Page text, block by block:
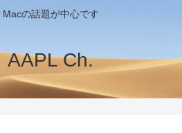
Macの話題が中心です
AAPL Ch.